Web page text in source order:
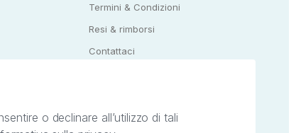
Termini & Condizioni
Resi & rimborsi
Contattaci
o declinare all’utilizzo di tali